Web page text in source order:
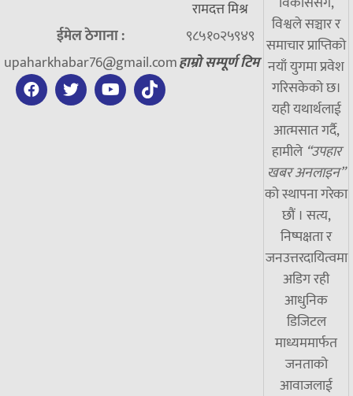
ईमेल ठेगाना :
upaharkhabar76@gmail.com
रामदत्त मिश्र
९८५१०२५९४९
हाम्रो सम्पूर्ण टिम
विश्वले सञ्चार र
समाचार प्राप्तिको
नयाँ युगमा प्रवेश
गरिसकेको छ।
यही यथार्थलाई
आत्मसात गर्दै,
हामीले “उपहार
खबर अनलाइन”
को स्थापना गरेका
छौं । सत्य,
निष्पक्षता र
जनउत्तरदायित्वमा
अडिग रही
आधुनिक
डिजिटल
माध्यममार्फत
जनताको
आवाजलाई